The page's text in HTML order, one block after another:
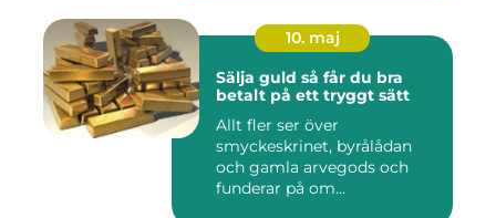
10. maj
Sälja guld så får du bra
betalt på ett tryggt sätt
Allt fler ser över
smyckeskrinet, byrålådan
och gamla arvegods och
funderar på om